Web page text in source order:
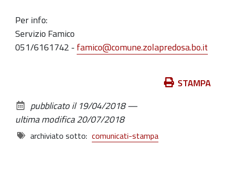
Per info:
Servizio Famico
051/6161742 - famico@comune.zolapredosa.bo.it
documento
STAMPA
pubblicato il 19/04/2018—
ultima modifica20/07/2018
archiviato sotto: comunicati-stampa